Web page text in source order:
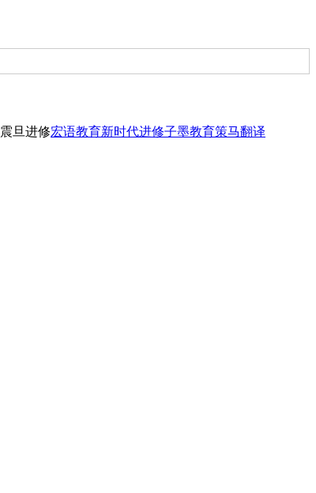
震旦进修宏语教育新时代进修子墨教育策马翻译